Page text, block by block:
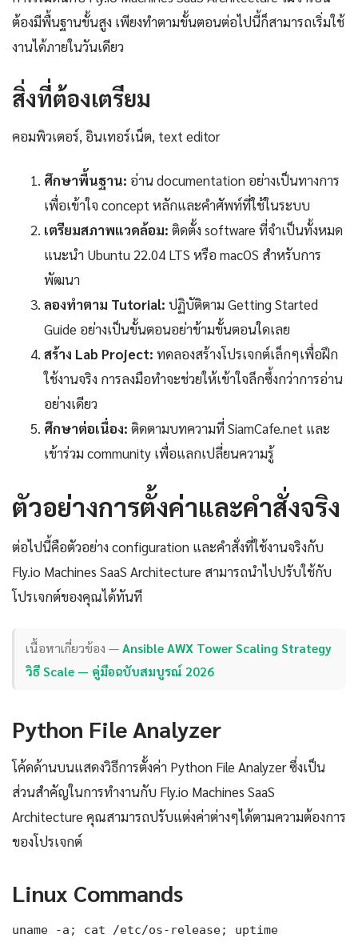
ต้องมีพื้นฐานขั้นสูง เพียงทำตามขั้นตอนต่อไปนี้ก็สามารถเริ่มใช้
งานได้ภายในวันเดียว
สิ่งที่ต้องเตรียม
คอมพิวเตอร์, อินเทอร์เน็ต, text editor
ศึกษาพื้นฐาน: อ่าน documentation อย่างเป็นทางการ
เพื่อเข้าใจ concept หลักและคำศัพท์ที่ใช้ในระบบ
เตรียมสภาพแวดล้อม: ติดตั้ง software ที่จำเป็นทั้งหมด
แนะนำ Ubuntu 22.04 LTS หรือ macOS สำหรับการ
พัฒนา
ลองทำตาม Tutorial: ปฏิบัติตาม Getting Started
Guide อย่างเป็นขั้นตอนอย่าข้ามขั้นตอนใดเลย
สร้าง Lab Project: ทดลองสร้างโปรเจกต์เล็กๆเพื่อฝึก
ใช้งานจริง การลงมือทำจะช่วยให้เข้าใจลึกซึ้งกว่าการอ่าน
อย่างเดียว
ศึกษาต่อเนื่อง: ติดตามบทความที่ SiamCafe.net และ
เข้าร่วม community เพื่อแลกเปลี่ยนความรู้
ตัวอย่างการตั้งค่าและคำสั่งจริง
ต่อไปนี้คือตัวอย่าง configuration และคำสั่งที่ใช้งานจริงกับ
Fly.io Machines SaaS Architecture สามารถนำไปปรับใช้กับ
โปรเจกต์ของคุณได้ทันที
เนื้อหาเกี่ยวข้อง —Ansible AWX Tower Scaling Strategy
วิธี Scale — คู่มือฉบับสมบูรณ์ 2026
Python File Analyzer
โค้ดด้านบนแสดงวิธีการตั้งค่า Python File Analyzer ซึ่งเป็น
ส่วนสำคัญในการทำงานกับ Fly.io Machines SaaS
Architecture คุณสามารถปรับแต่งค่าต่างๆได้ตามความต้องการ
ของโปรเจกต์
Linux Commands
uname -a; cat /etc/os-release; uptime